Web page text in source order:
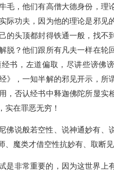
毛，他们有高僧大德身份，
际功夫，因为他的理论是邪
的头顶都封得铁通一般，找
脱？他们跟所有凡夫一样在轮
书，左道偏取，尽讲些谤佛
》，一知半解的邪见开示，所
，否认经书中释迦佛陀所显实
实在罪恶无穷！
佛说般若空性、说神通妙有
、魔类才借空性抗妙有、取断
是非常重要的，因为这世界